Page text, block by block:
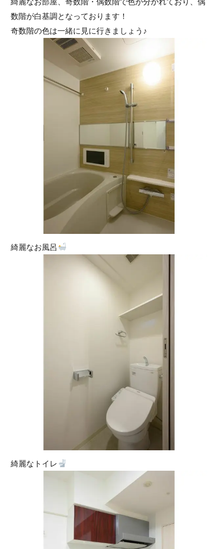
数階が白基調となっております！
奇数階の色は一緒に見に行きましょう♪
綺麗なお風呂
綺麗なトイレ